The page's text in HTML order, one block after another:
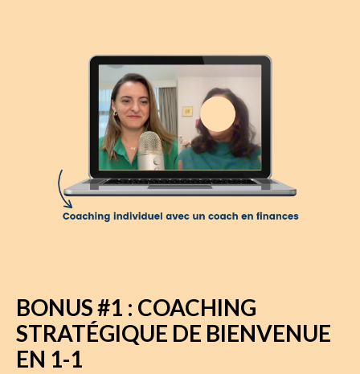
BONUS #1 : COACHING
STRATÉGIQUE DE BIENVENUE
EN 1-1